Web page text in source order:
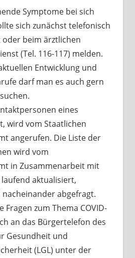
Symptome bei sich
sich zunächst telefonisch
oder beim ärztlichen
(Tel. 116-117) melden.
Entwicklung und
darf man es auch gern
eines
wird vom Staatlichen
angerufen. Die Liste der
wird vom
in Zusammenarbeit mit
aktualisiert,
abgefragt.
Fragen zum Thema COVID-
an das Bürgertelefon des
Gesundheit und
(LGL) unter der